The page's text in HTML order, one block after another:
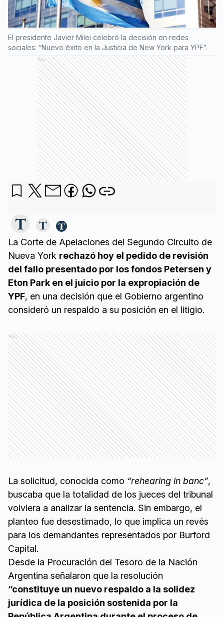
El presidente Javier Milei celebró la decisión en redes
sociales: “Nuevo éxito en la Justicia de New York para YPF”.
Ads
La Corte de Apelaciones del Segundo Circuito de
Nueva York rechazó hoy el pedido de revisión
del fallo presentado por los fondos Petersen y
Eton Park en el juicio por la expropiación de
YPF, en una decisión que el Gobierno argentino
consideró un respaldo a su posición en el litigio.
Ads
La solicitud, conocida como “rehearing in banc”,
buscaba que la totalidad de los jueces del tribunal
volviera a analizar la sentencia. Sin embargo, el
planteo fue desestimado, lo que implica un revés
para los demandantes representados por Burford
Capital.
Desde la Procuración del Tesoro de la Nación
Argentina señalaron que la resolución
“constituye un nuevo respaldo a la solidez
jurídica de la posición sostenida por la